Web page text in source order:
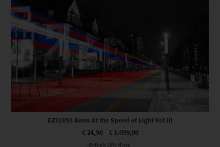
EZ01093 Bonn At the Speed of Light Vol III
€24,90– €1.099,00
Enthält 19% Mwst.